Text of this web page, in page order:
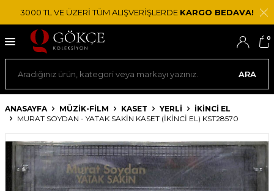
3000 TL VE ÜZERİ TÜM ALIŞVERİŞLERDE KARGO BEDAVA!
ARA
0
ANASAYFA MÜZİK-FİLM KASET YERLI
İKINCI EL
MURAT SOYDAN - YATAK SAKIN KASET (İKINCI EL) KST28570